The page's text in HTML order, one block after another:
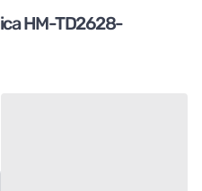
HM-TD2628-